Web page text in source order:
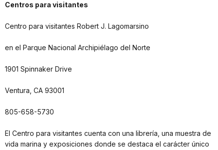
Centros para visitantes
Centro para visitantes Robert J. Lagomarsino
en el Parque Nacional Archipiélago del Norte
1901 Spinnaker Drive
Ventura, CA 93001
805-658-5730
El Centro para visitantes cuenta con una librería, una muestra de
vida marina y exposiciones donde se destaca el carácter único